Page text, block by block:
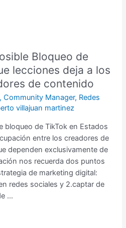
Bloqueo de
lecciones deja a los
de contenido
,Community Manager, Redes
villajuan martinez
bloqueo de TikTok en Estados
entre los creadores de
dependen exclusivamente de
nos recuerda dos puntos
de marketing digital:
redes sociales y 2.captar de
…